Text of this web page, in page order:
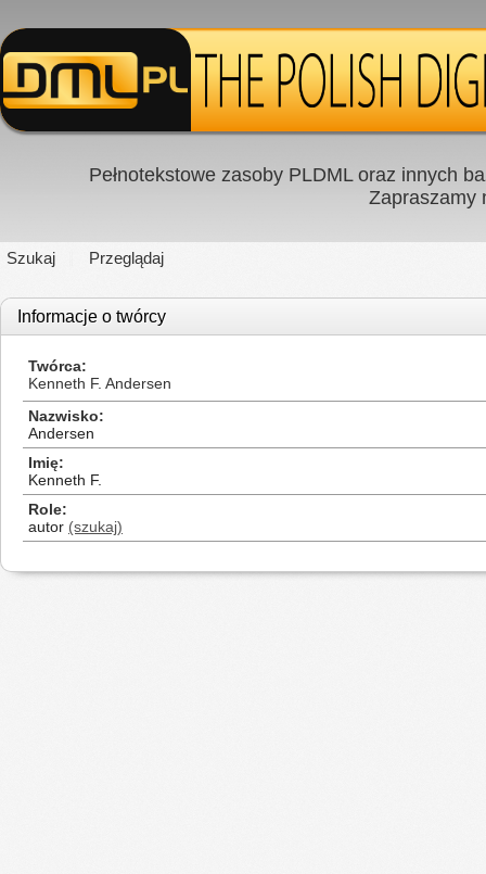
Pełnotekstowe zasoby PLDML oraz innych
Zapraszamy
Szukaj Przeglądaj
Informacje o twórcy
Twórca
Kenneth F. Andersen
Nazwisko
Andersen
Imię
Kenneth F.
Role
autor (szukaj)